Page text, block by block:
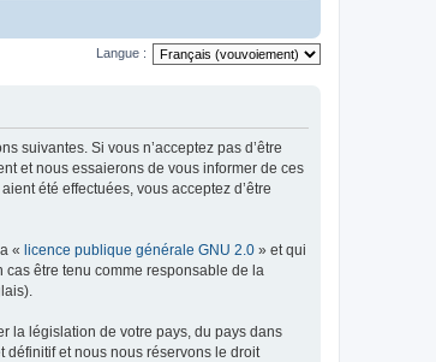
Langue :
suivantes. Si vous n’acceptez pas d’être
et nous essaierons de vous informer de ces
été effectuées, vous acceptez d’être
« licence publique générale GNU 2.0 » et qui
être tenu comme responsable de la
la législation de votre pays, du pays dans
et nous nous réservons le droit